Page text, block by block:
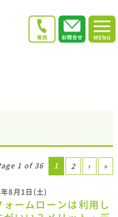
1 of 36 1 2 › »
8月1日(土)
ォームローンは利用し